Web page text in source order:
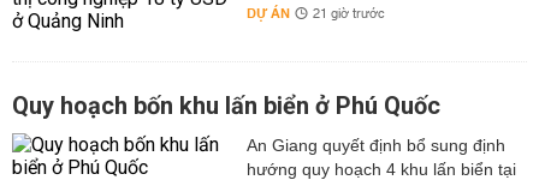
DỰ ÁN 21 giờ trước
Quy hoạch bốn khu lấn biển ở Phú Quốc
An Giang quyết định bổ sung định
hướng quy hoạch 4 khu lấn biển tại